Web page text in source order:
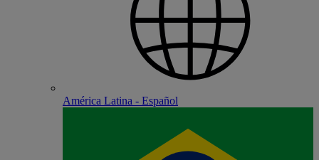
América Latina - Español